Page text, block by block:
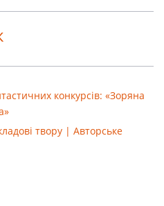
конкурсів: «Зоряна
твору | Авторське